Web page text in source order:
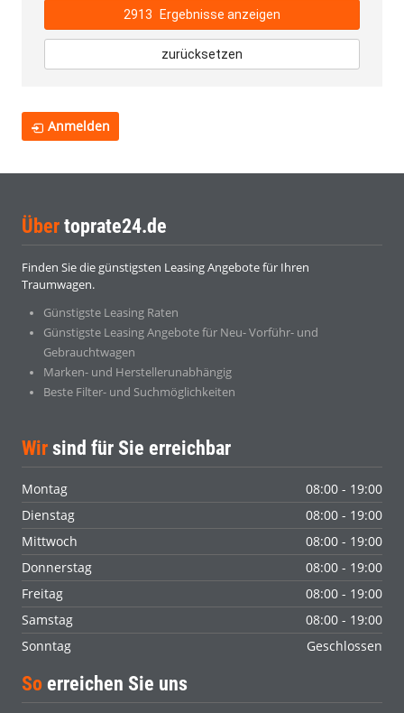
2913 Ergebnisse anzeigen
zurücksetzen
Anmelden
Über toprate24.de
Finden Sie die günstigsten Leasing Angebote für Ihren
Traumwagen.
Günstigste Leasing Raten
Günstigste Leasing Angebote für Neu- Vorführ- und
Gebrauchtwagen
Marken- und Herstellerunabhängig
Beste Filter- und Suchmöglichkeiten
Wir sind für Sie erreichbar
Montag
08:00 - 19:00
Dienstag
08:00 - 19:00
Mittwoch
08:00 - 19:00
Donnerstag
08:00 - 19:00
Freitag
08:00 - 19:00
Samstag
08:00 - 19:00
Sonntag
Geschlossen
So erreichen Sie uns